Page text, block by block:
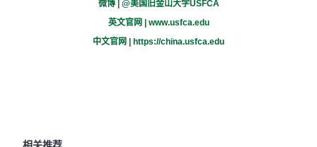
微博 | @美国旧金山大学USFCA
英文官网 | www.usfca.edu
中文官网 | https://china.usfca.edu